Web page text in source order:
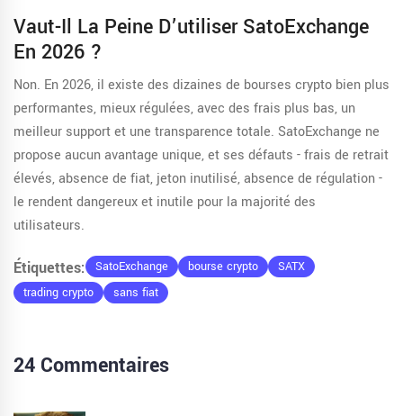
Vaut-Il La Peine D’utiliser SatoExchange
En 2026 ?
Non. En 2026, il existe des dizaines de bourses crypto bien plus
performantes, mieux régulées, avec des frais plus bas, un
meilleur support et une transparence totale. SatoExchange ne
propose aucun avantage unique, et ses défauts - frais de retrait
élevés, absence de fiat, jeton inutilisé, absence de régulation -
le rendent dangereux et inutile pour la majorité des
utilisateurs.
Étiquettes: SatoExchange bourse crypto
SATX
trading crypto
sans fiat
24 Commentaires